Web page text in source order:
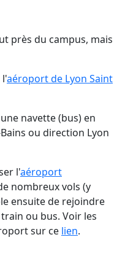
près du campus, mais
l'aéroport de Lyon Saint
navette (bus) en
ou direction Lyon
l'aéroport
nombreux vols (y
ensuite de rejoindre
ou bus. Voir les
sur ce lien.